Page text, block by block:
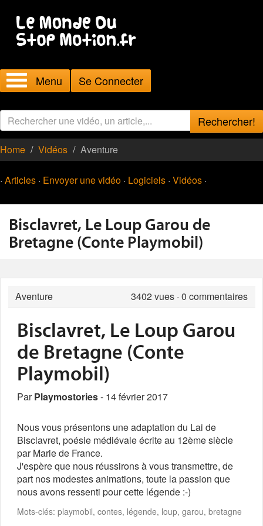
Menu Se Connecter
Rechercher!
Home Vidéos Aventure
· Articles · Envoyer une vidéo · Logiciels · Vidéos ·
Bisclavret, Le Loup Garou de
Bretagne (Conte Playmobil)
Aventure 3402 vues · 0 commentaires
Bisclavret, Le Loup Garou
de Bretagne (Conte
Playmobil)
ParPlaymostories- 14 février 2017
Nous vous présentons une adaptation du Lai de
Bisclavret, poésie médiévale écrite au 12ème siècle
par Marie de France.
J'espère que nous réussirons à vous transmettre, de
part nos modestes animations, toute la passion que
nous avons ressenti pour cette légende :-)
Mots-clés: playmobil, contes, légende, loup, garou, bretagne